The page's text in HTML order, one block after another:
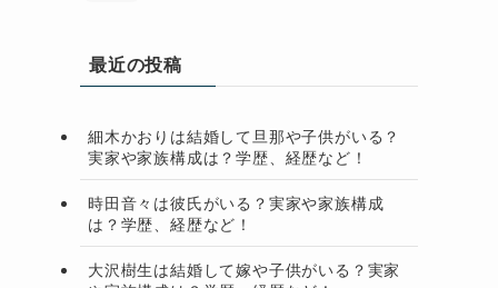
最近の投稿
細木かおりは結婚して旦那や子供がいる？
実家や家族構成は？学歴、経歴など！
時田音々は彼氏がいる？実家や家族構成
は？学歴、経歴など！
大沢樹生は結婚して嫁や子供がいる？実家